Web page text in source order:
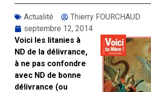
Actualité
Thierry FOURCHAUD
septembre 12, 2014
Voici les litanies à
ND de la délivrance,
à ne pas confondre
avec ND de bonne
délivrance (ou